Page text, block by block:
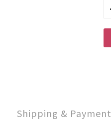
Shipping & Payment